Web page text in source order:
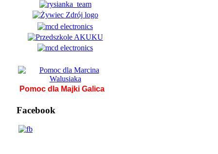
Pomoc dla Majki Galica
Facebook